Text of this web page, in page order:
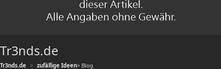
Tr3nds.de
Tr3nds.de zufällige Ideen> Blog